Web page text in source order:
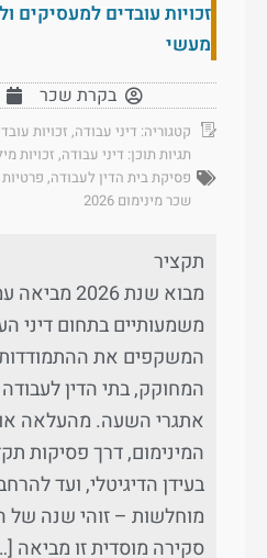
מעשי
בקרת שכר
קטגוריה: דיני עבודה, זכויות
תגיות תוכן: דיני עבודה, זכויות
פסיקת בית הדין לעבודה,
שכר מינימום 2026
תקציר
מבוא שנת
משמעותיים בתחום דיני
המשקפים את
המחוקק, בתי הדין
אתגרי השעה. מהעלאה
המינימום, דרך פסיקות
בעידן הדיגיטלי, ועד
מוחלשות – זוהי שנה של
סקירה מוסדית זו מביאה